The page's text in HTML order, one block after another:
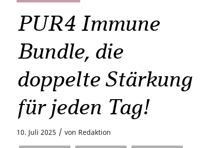
PUR4 Immune
Bundle, die
doppelte Stärkung
für jeden Tag!
10. Juli 2025 / von Redaktion